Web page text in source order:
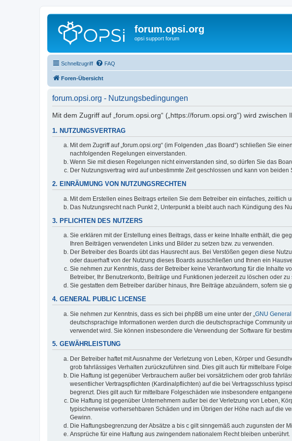
forum.opsi.org
opsi support forum
Schnellzugriff FAQ
Foren-Übersicht
forum.opsi.org - Nutzungsbedingungen
Mit dem Zugriff auf „forum.opsi.org“ („https://forum.opsi.org“) wird
1. NUTZUNGSVERTRAG
Mit dem Zugriff auf „forum.opsi.org“ (im Folgenden „das Board“) schließen Sie
nachfolgenden Regelungen einverstanden.
Wenn Sie mit diesen Regelungen nicht einverstanden sind, so dürfen Sie das
Der Nutzungsvertrag wird auf unbestimmte Zeit geschlossen und kann von
2. EINRÄUMUNG VON NUTZUNGSRECHTEN
Mit dem Erstellen eines Beitrags erteilen Sie dem Betreiber ein einfaches,
Das Nutzungsrecht nach Punkt 2, Unterpunkt a bleibt auch nach Kündigung des
3. PFLICHTEN DES NUTZERS
Sie erklären mit der Erstellung eines Beitrags, dass er keine Inhalte enthält, die
Ihren Beiträgen verwendeten Links und Bilder zu setzen bzw. zu verwenden.
Der Betreiber des Boards übt das Hausrecht aus. Bei Verstößen gegen diese
oder dauerhaft von der Nutzung dieses Boards ausschließen und Ihnen ein
Sie nehmen zur Kenntnis, dass der Betreiber keine Verantwortung für die Inhalte
Betreiber, Ihr Benutzerkonto, Beiträge und Funktionen jederzeit zu löschen oder zu
Sie gestatten dem Betreiber darüber hinaus, Ihre Beiträge abzuändern, sofern
4. GENERAL PUBLIC LICENSE
Sie nehmen zur Kenntnis, dass es sich bei phpBB um eine unter der „ GNU
deutschsprachige Informationen werden durch die deutschsprachige Community
verwendet wird. Sie können insbesondere die Verwendung der Software für
5. GEWÄHRLEISTUNG
Der Betreiber haftet mit Ausnahme der Verletzung von Leben, Körper und
grob fahrlässiges Verhalten zurückzuführen sind. Dies gilt auch für mittelbare
Die Haftung ist gegenüber Verbrauchern außer bei vorsätzlichem oder grob
wesentlicher Vertragspflichten (Kardinalpflichten) auf die bei Vertragsschluss
begrenzt. Dies gilt auch für mittelbare Folgeschäden wie insbesondere
Die Haftung ist gegenüber Unternehmern außer bei der Verletzung von Leben,
typischerweise vorhersehbaren Schäden und im Übrigen der Höhe nach auf die
Gewinn.
Die Haftungsbegrenzung der Absätze a bis c gilt sinngemäß auch zugunsten der
Ansprüche für eine Haftung aus zwingendem nationalem Recht bleiben unberührt.